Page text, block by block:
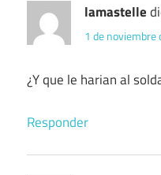
lamastelle
1 de noviembre
¿Y que le harian al
Responder